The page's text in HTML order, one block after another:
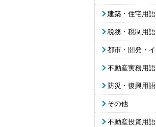
建築・住宅用語
税務・税制用語
都市・開発・
不動産実務用語
防災・復興用語
その他
不動産投資用語